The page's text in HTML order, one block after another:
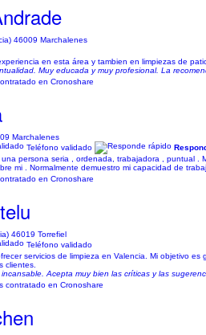
46009 Marchalenes
en esta área y tambien en limpiezas de
Muy educada y muy profesional. La
en Cronoshare
Marchalenes
Teléfono validado
persona seria , ordenada, trabajadora , puntual
mi . Normalmente demuestro mi capacidad de
en Cronoshare
46019 Torrefiel
Teléfono validado
servicios de limpieza en Valencia. Mi objetivo
clientes.
Acepta muy bien las críticas y las
contratado en Cronoshare